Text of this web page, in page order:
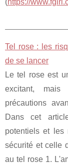
(https://
Tel rose : les
de se lancer
Le tel rose est
excitant,
précautions
Dans cet
potentiels et les
sécurité et celle
au tel rose 1.